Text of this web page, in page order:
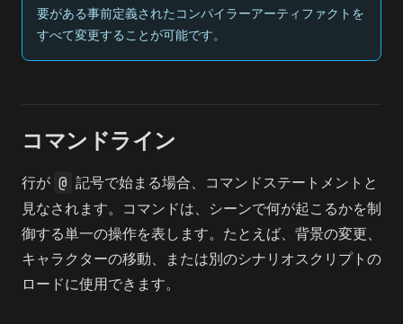
要がある事前定義されたコンパイラーアーティファクトを
すべて変更することが可能です。
コマンドライン
行が @ 記号で始まる場合、コマンドステートメントと
見なされます。コマンドは、シーンで何が起こるかを制
御する単一の操作を表します。たとえば、背景の変更、
キャラクターの移動、または別のシナリオスクリプトの
ロードに使用できます。